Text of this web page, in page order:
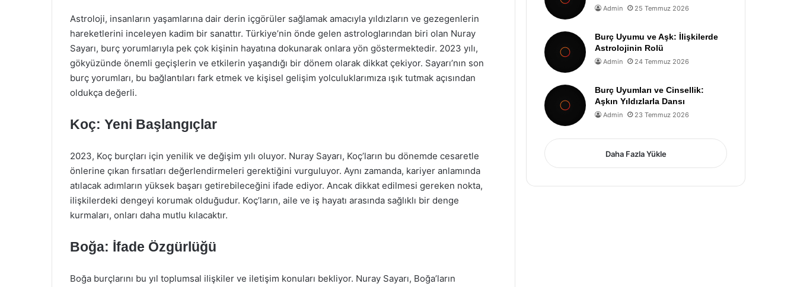
Astroloji, insanların yaşamlarına dair derin içgörüler sağlamak amacıyla yıldızların ve gezegenlerin
hareketlerini inceleyen kadim bir sanattır. Türkiye’nin önde gelen astrologlarından biri olan Nuray
Sayarı, burç yorumlarıyla pek çok kişinin hayatına dokunarak onlara yön göstermektedir. 2023 yılı,
gökyüzünde önemli geçişlerin ve etkilerin yaşandığı bir dönem olarak dikkat çekiyor. Sayarı’nın son
burç yorumları, bu bağlantıları fark etmek ve kişisel gelişim yolculuklarımıza ışık tutmak açısından
oldukça değerli.
Koç: Yeni Başlangıçlar
2023, Koç burçları için yenilik ve değişim yılı oluyor. Nuray Sayarı, Koç’ların bu dönemde cesaretle
önlerine çıkan fırsatları değerlendirmeleri gerektiğini vurguluyor. Aynı zamanda, kariyer anlamında
atılacak adımların yüksek başarı getirebileceğini ifade ediyor. Ancak dikkat edilmesi gereken nokta,
ilişkilerdeki dengeyi korumak olduğudur. Koç’ların, aile ve iş hayatı arasında sağlıklı bir denge
kurmaları, onları daha mutlu kılacaktır.
Boğa: İfade Özgürlüğü
Boğa burçlarını bu yıl toplumsal ilişkiler ve iletişim konuları bekliyor. Nuray Sayarı, Boğa’ların
Admin 25 Temmuz 2026
Burç Uyumu ve Aşk: İlişkilerde
Astrolojinin Rolü
Admin 24 Temmuz 2026
Burç Uyumları ve Cinsellik:
Aşkın Yıldızlarla Dansı
Admin 23 Temmuz 2026
Daha Fazla Yükle